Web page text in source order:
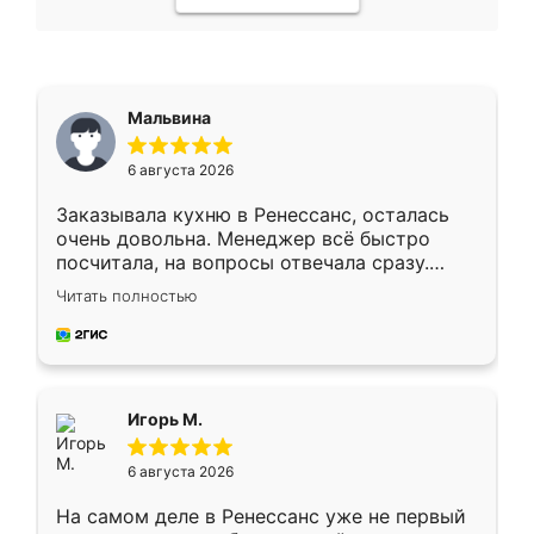
Мальвина
6 августа 2026
Заказывала кухню в Ренессанс, осталась
очень довольна. Менеджер всё быстро
посчитала, на вопросы отвечала сразу.
Замерщик приехал в субботу, подошёл к
делу со всей ответственностью. Собрали
за день, ребята работали аккуратно, даже
Читать полностью
Игорь М.
6 августа 2026
На самом деле в Ренессанс уже не первый